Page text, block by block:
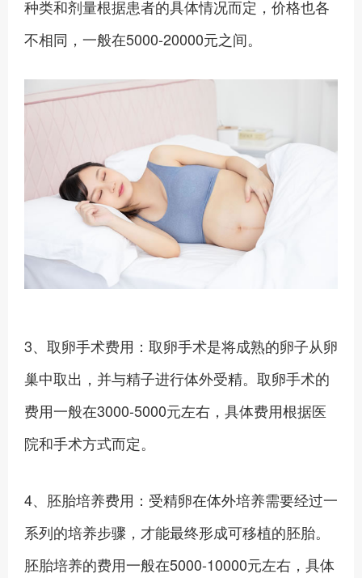
种类和剂量根据患者的具体情况而定，价格也各
不相同，一般在5000-20000元之间。
3、取卵手术费用：取卵手术是将成熟的卵子从卵
巢中取出，并与精子进行体外受精。取卵手术的
费用一般在3000-5000元左右，具体费用根据医
院和手术方式而定。
4、胚胎培养费用：受精卵在体外培养需要经过一
系列的培养步骤，才能最终形成可移植的胚胎。
胚胎培养的费用一般在5000-10000元左右，具体